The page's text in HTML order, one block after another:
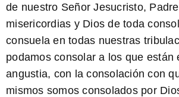
de nuestro Señor Jesucristo,
misericordias y Dios de toda
consuela en todas nuestras
podamos consolar a los que están
angustia, con la consolación con
mismos somos consolados por